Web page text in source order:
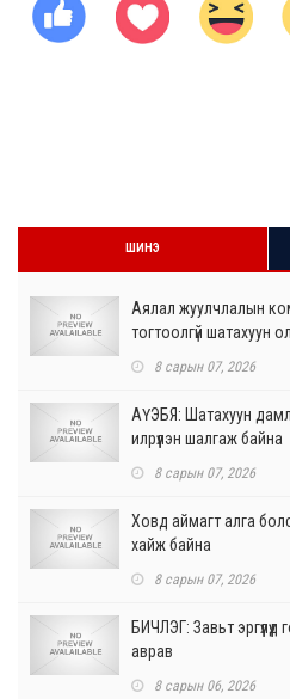
ШИНЭ
Аялал жуулчлалын
тогтоолгүй шатахуун
8 сарын 07, 2026
АҮЭБЯ: Шатахуун
илрүүлэн шалгаж байна
8 сарын 07, 2026
Ховд аймагт алга
хайж байна
8 сарын 07, 2026
БИЧЛЭГ: Завьт
аврав
8 сарын 06, 2026